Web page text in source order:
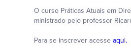
O curso Práticas Atuais em
ministrado pelo professor
Para se inscrever acesseaqui.